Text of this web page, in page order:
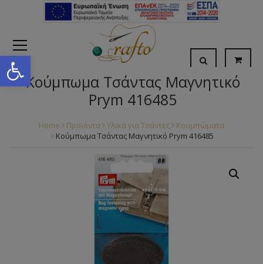
Open toolbar
Κούμπωμα Τσάντας Μαγνητικό
Prym 416485
Home Προϊόντα Υλικά για Τσάντες
Κουμπώματα
Κούμπωμα Τσάντας Μαγνητικό Prym 416485